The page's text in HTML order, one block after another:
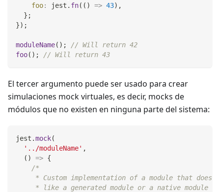
foo: jest . fn( ( ) => 43) ,
} ;
}) ;
moduleName( ) ;
// Will return 42
foo( ) ; // Will return 43
El tercer argumento puede ser usado para crear
simulaciones mock virtuales, es decir, mocks de
módulos que no existen en ninguna parte del sistema:
jest .mock(
'../moduleName' ,
( ) => {
/*
* Custom implementation of a module that
* like a generated module or a native module